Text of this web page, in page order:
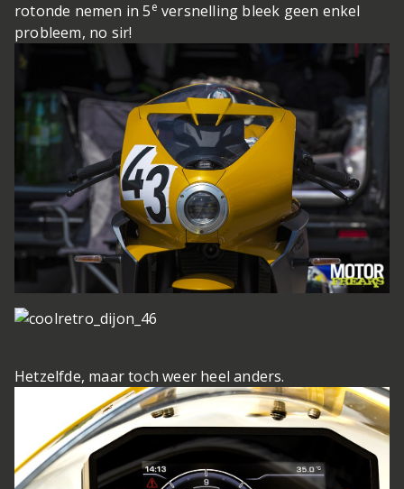
rotonde nemen in 5e versnelling bleek geen enkel
probleem, no sir!
Hetzelfde, maar toch weer heel anders.